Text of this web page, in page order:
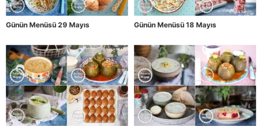
Günün Menüsü 29 Mayıs Günün Menüsü 18 Mayıs